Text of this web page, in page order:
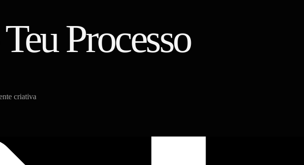
Processo
criativa